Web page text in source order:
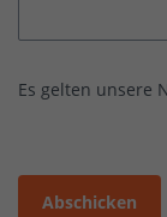
Es gelten unsere
Abschicken